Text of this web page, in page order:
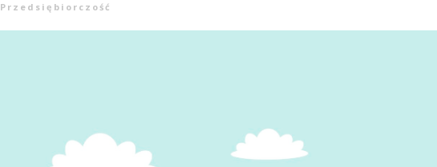
Przedsiębiorczość